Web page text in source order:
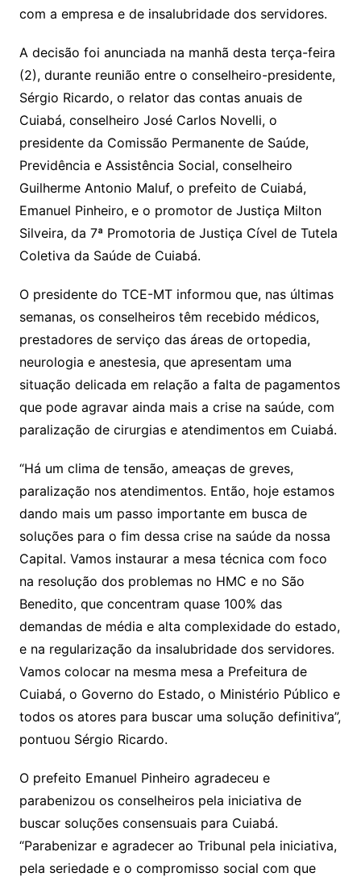
com a empresa e de insalubridade dos servidores.
A decisão foi anunciada na manhã desta terça-feira
(2), durante reunião entre o conselheiro-presidente,
Sérgio Ricardo, o relator das contas anuais de
Cuiabá, conselheiro José Carlos Novelli, o
presidente da Comissão Permanente de Saúde,
Previdência e Assistência Social, conselheiro
Guilherme Antonio Maluf, o prefeito de Cuiabá,
Emanuel Pinheiro, e o promotor de Justiça Milton
Silveira, da 7ª Promotoria de Justiça Cível de Tutela
Coletiva da Saúde de Cuiabá.
O presidente do TCE-MT informou que, nas últimas
semanas, os conselheiros têm recebido médicos,
prestadores de serviço das áreas de ortopedia,
neurologia e anestesia, que apresentam uma
situação delicada em relação a falta de pagamentos
que pode agravar ainda mais a crise na saúde, com
paralização de cirurgias e atendimentos em Cuiabá.
“Há um clima de tensão, ameaças de greves,
paralização nos atendimentos. Então, hoje estamos
dando mais um passo importante em busca de
soluções para o fim dessa crise na saúde da nossa
Capital. Vamos instaurar a mesa técnica com foco
na resolução dos problemas no HMC e no São
Benedito, que concentram quase 100% das
demandas de média e alta complexidade do estado,
e na regularização da insalubridade dos servidores.
Vamos colocar na mesma mesa a Prefeitura de
Cuiabá, o Governo do Estado, o Ministério Público e
todos os atores para buscar uma solução definitiva”,
pontuou Sérgio Ricardo.
O prefeito Emanuel Pinheiro agradeceu e
parabenizou os conselheiros pela iniciativa de
buscar soluções consensuais para Cuiabá.
“Parabenizar e agradecer ao Tribunal pela iniciativa,
pela seriedade e o compromisso social com que